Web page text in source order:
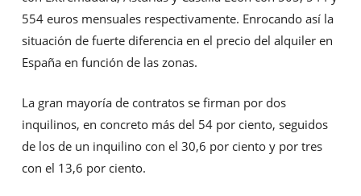
554 euros mensuales respectivamente. Enrocando así la
situación de fuerte diferencia en el precio del alquiler en
España en función de las zonas.
La gran mayoría de contratos se firman por dos
inquilinos, en concreto más del 54 por ciento, seguidos
de los de un inquilino con el 30,6 por ciento y por tres
con el 13,6 por ciento.